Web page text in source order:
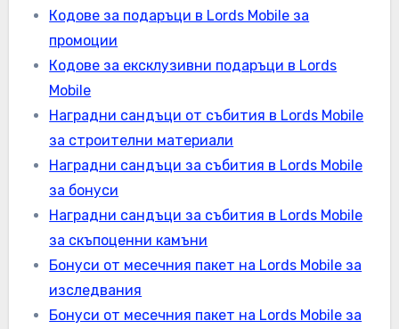
Кодове за подаръци в Lords Mobile за
промоции
Кодове за ексклузивни подаръци в Lords
Mobile
Наградни сандъци от събития в Lords Mobile
за строителни материали
Наградни сандъци за събития в Lords Mobile
за бонуси
Наградни сандъци за събития в Lords Mobile
за скъпоценни камъни
Бонуси от месечния пакет на Lords Mobile за
изследвания
Бонуси от месечния пакет на Lords Mobile за